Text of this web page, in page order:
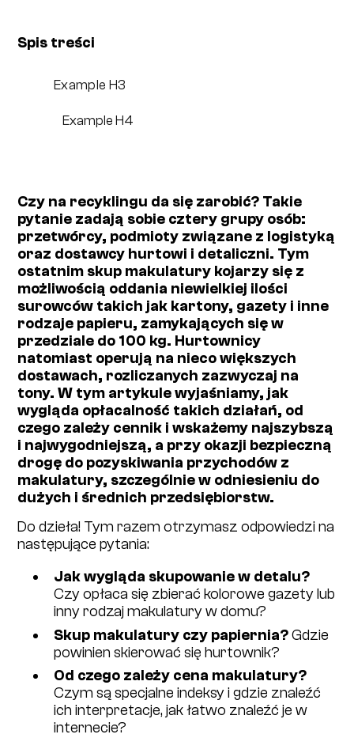
Spis treści
Example H3
Example H4
Czy na recyklingu da się zarobić? Takie
pytanie zadają sobie cztery grupy osób:
przetwórcy, podmioty związane z logistyką
oraz dostawcy hurtowi i detaliczni. Tym
ostatnim skup makulatury kojarzy się z
możliwością oddania niewielkiej ilości
surowców takich jak kartony, gazety i inne
rodzaje papieru, zamykających się w
przedziale do 100 kg. Hurtownicy
natomiast operują na nieco większych
dostawach, rozliczanych zazwyczaj na
tony. W tym artykule wyjaśniamy, jak
wygląda opłacalność takich działań, od
czego zależy cennik i wskażemy najszybszą
i najwygodniejszą, a przy okazji bezpieczną
drogę do pozyskiwania przychodów z
makulatury, szczególnie w odniesieniu do
dużych i średnich przedsiębiorstw.
Do dzieła! Tym razem otrzymasz odpowiedzi na
następujące pytania:
Jak wygląda skupowanie w detalu?
Czy opłaca się zbierać kolorowe gazety lub
inny rodzaj makulatury w domu?
Skup makulatury czy papiernia?Gdzie
powinien skierować się hurtownik?
Od czego zależy cena makulatury?
Czym są specjalne indeksy i gdzie znaleźć
ich interpretacje, jak łatwo znaleźć je w
internecie?